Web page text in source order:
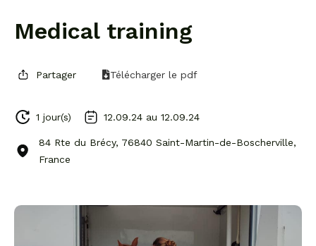
Medical training
Partager Télécharger le pdf
1 jour(s) 12.09.24 au 12.09.24
84 Rte du Brécy, 76840 Saint-Martin-de-Boscherville,
France